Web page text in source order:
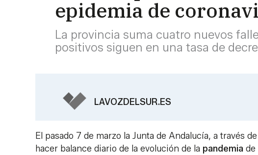
epidemia de
La provincia suma cuatro nuevos
positivos siguen en una tasa de
LAVOZDELSUR.ES
El pasado 7 de marzo la Junta de Andalucía, a través de
hacer balance diario de la evolución de la pandemia de